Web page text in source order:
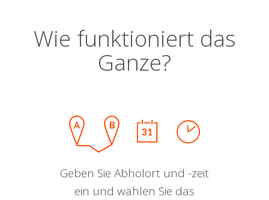
Wie funktioniert das
Ganze?
Geben Sie Abholort und -zeit
ein und wählen Sie das